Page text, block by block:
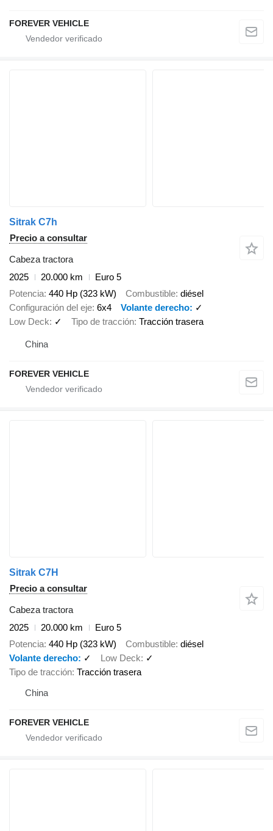
FOREVER VEHICLE
Sitrak C7h
Precio a consultar
Cabeza tractora
2025
20.000 km
Euro 5
Potencia 440 Hp (323 kW) Combustible diésel
Configuración del eje 6x4 Volante derecho
✓
Low Deck
✓ Tipo de tracción Tracción trasera
China
FOREVER VEHICLE
Sitrak C7H
Precio a consultar
Cabeza tractora
2025
20.000 km
Euro 5
Potencia 440 Hp (323 kW) Combustible diésel
Volante derecho
✓ Low Deck
✓
Tipo de tracción Tracción trasera
China
FOREVER VEHICLE